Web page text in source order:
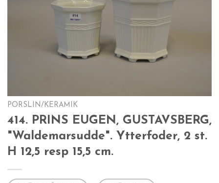
PORSLIN/KERAMIK
414. PRINS EUGEN, GUSTAVSBERG,
"Waldemarsudde". Ytterfoder, 2 st.
H 12,5 resp 15,5 cm.